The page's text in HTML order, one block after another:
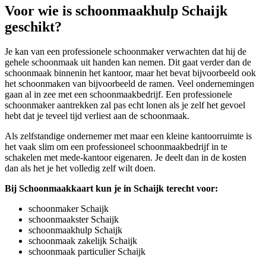
Voor wie is schoonmaakhulp Schaijk
geschikt?
Je kan van een professionele schoonmaker verwachten dat hij de
gehele schoonmaak uit handen kan nemen. Dit gaat verder dan de
schoonmaak binnenin het kantoor, maar het bevat bijvoorbeeld ook
het schoonmaken van bijvoorbeeld de ramen. Veel ondernemingen
gaan al in zee met een schoonmaakbedrijf. Een professionele
schoonmaker aantrekken zal pas echt lonen als je zelf het gevoel
hebt dat je teveel tijd verliest aan de schoonmaak.
Als zelfstandige ondernemer met maar een kleine kantoorruimte is
het vaak slim om een professioneel schoonmaakbedrijf in te
schakelen met mede-kantoor eigenaren. Je deelt dan in de kosten
dan als het je het volledig zelf wilt doen.
Bij Schoonmaakkaart kun je in Schaijk terecht voor:
schoonmaker Schaijk
schoonmaakster Schaijk
schoonmaakhulp Schaijk
schoonmaak zakelijk Schaijk
schoonmaak particulier Schaijk